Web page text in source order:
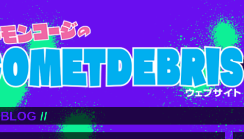
BLOG //